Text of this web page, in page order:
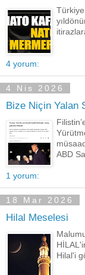
4 yorum:
4 Nis 2026
Bize Niçin Yalan
ABD
1 yorum:
18 Mar 2026
Hilal Meselesi
Hilal'i